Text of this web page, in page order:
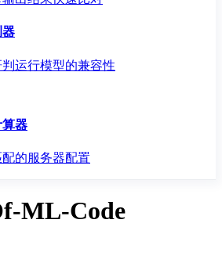
器
运行模型的兼容性
器
的服务器配置
ML-Code